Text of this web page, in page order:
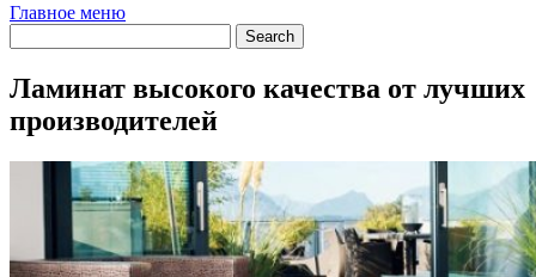
Главное меню
Ламинат высокого качества от лучших
производителей